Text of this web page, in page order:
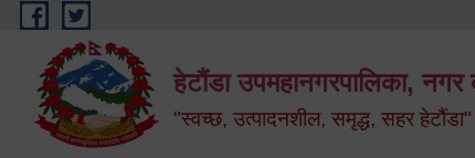
Skip to main content
हेटौंडा उपमहानगरपालिका, नगर
"स्वच्छ, उत्पादनशील, समृद्ध, सहर हेटौंडा"